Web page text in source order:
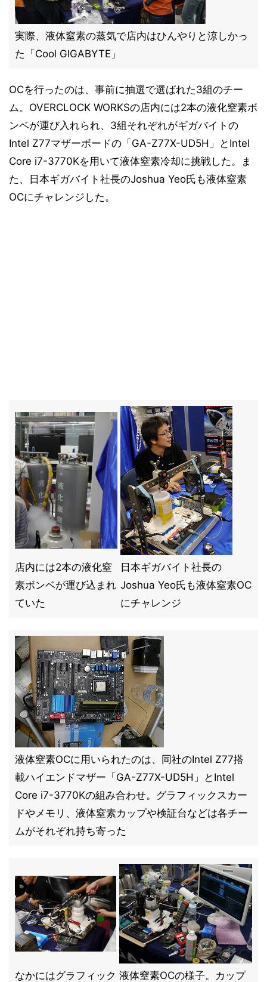
実際、液体窒素の蒸気で店内はひんやりと涼しかっ
た「Cool GIGABYTE」
OCを行ったのは、事前に抽選で選ばれた3組のチー
ム。OVERCLOCK WORKSの店内には2本の液化窒素ボ
ンベが運び入れられ、3組それぞれがギガバイトの
Intel Z77マザーボードの「GA-Z77X-UD5H」とIntel
Core i7-3770Kを用いて液体窒素冷却に挑戦した。ま
た、日本ギガバイト社長のJoshua Yeo氏も液体窒素
OCにチャレンジした。
店内には2本の液化窒
素ボンベが運び込まれ
ていた
日本ギガバイト社長の
Joshua Yeo氏も液体窒素OC
にチャレンジ
液体窒素OCに用いられたのは、同社のIntel Z77搭
載ハイエンドマザー「GA-Z77X-UD5H」とIntel
Core i7-3770Kの組み合わせ。グラフィックスカー
ドやメモリ、液体窒素カップや検証台などは各チー
ムがそれぞれ持ち寄った
なかにはグラフィック 液体窒素OCの様子。カップ